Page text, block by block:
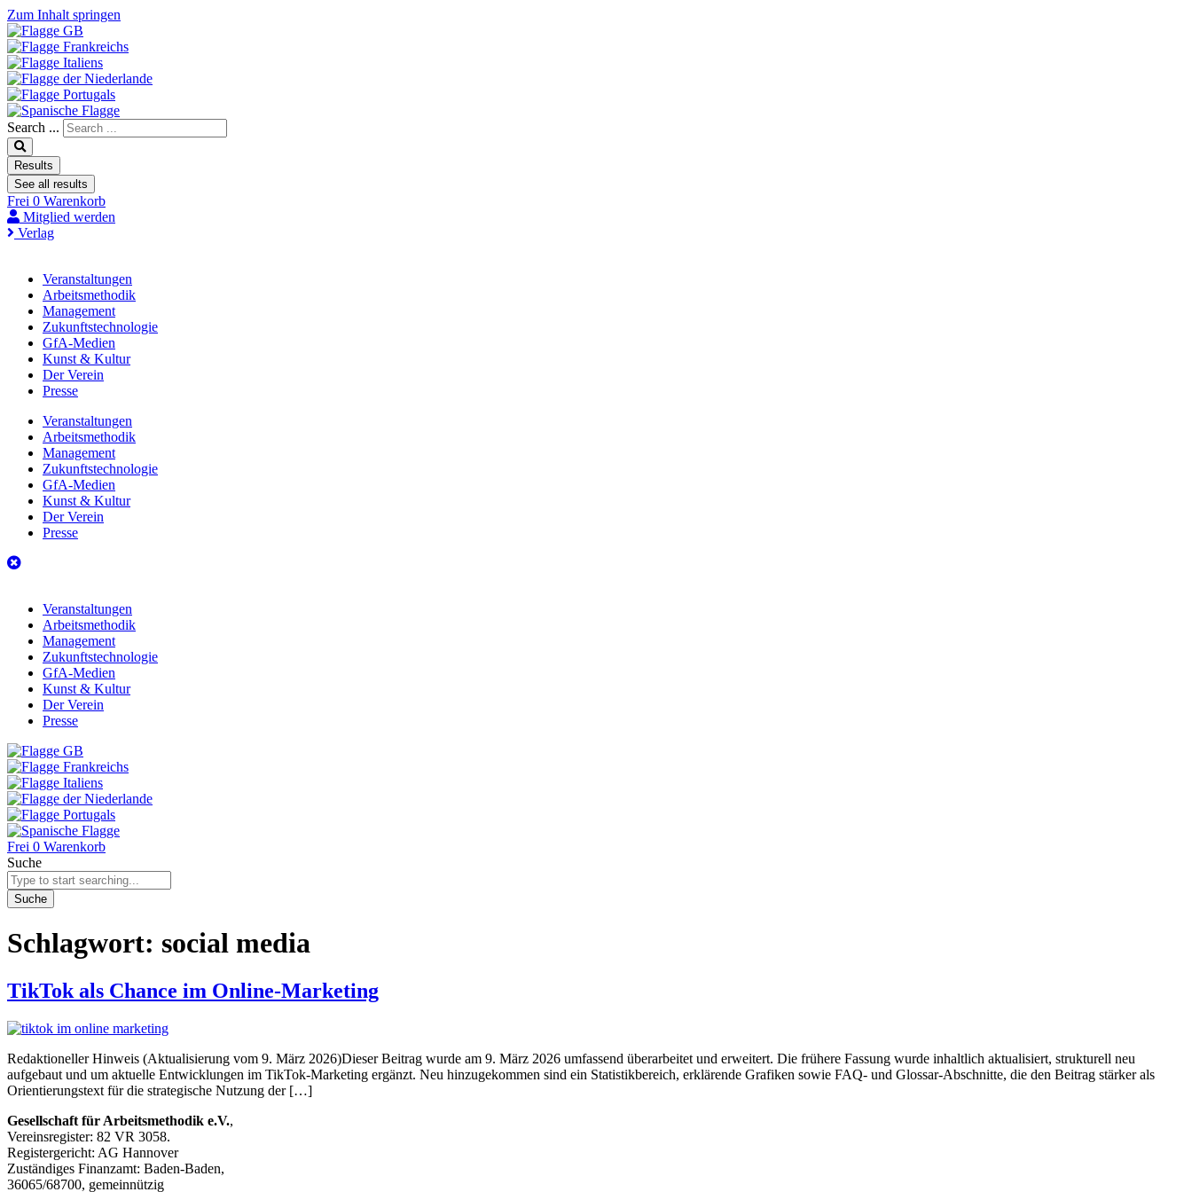
Zum Inhalt springen
Search ...
Results
See all results
Frei 0 Warenkorb
Mitglied werden
Verlag
Veranstaltungen
Arbeitsmethodik
Management
Zukunftstechnologie
GfA-Medien
Kunst & Kultur
Der Verein
Presse
Veranstaltungen
Arbeitsmethodik
Management
Zukunftstechnologie
GfA-Medien
Kunst & Kultur
Der Verein
Presse
Veranstaltungen
Arbeitsmethodik
Management
Zukunftstechnologie
GfA-Medien
Kunst & Kultur
Der Verein
Presse
Frei 0 Warenkorb
Suche
Suche
Schlagwort: social media
TikTok als Chance im Online-Marketing
Redaktioneller Hinweis (Aktualisierung vom 9. März 2026)Dieser Beitrag wurde am 9. März 2026 umfassend überarbeitet und erweitert. Die frühere Fassung wurde inhaltlich aktualisiert, strukturell neu
aufgebaut und um aktuelle Entwicklungen im TikTok-Marketing ergänzt. Neu hinzugekommen sind ein Statistikbereich, erklärende Grafiken sowie FAQ- und Glossar-Abschnitte, die den Beitrag stärker als
Orientierungstext für die strategische Nutzung der […]
Gesellschaft für Arbeitsmethodik e.V.,
Vereinsregister: 82 VR 3058.
Registergericht: AG Hannover
Zuständiges Finanzamt: Baden-Baden,
36065/68700, gemeinnützig